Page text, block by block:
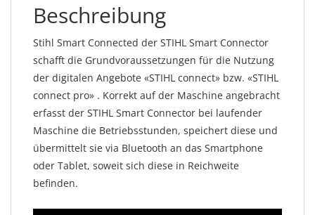
Beschreibung
Stihl Smart Connected der STIHL Smart Connector
schafft die Grundvoraussetzungen für die Nutzung
der digitalen Angebote «STIHL connect» bzw. «STIHL
connect pro» . Korrekt auf der Maschine angebracht
erfasst der STIHL Smart Connector bei laufender
Maschine die Betriebsstunden, speichert diese und
übermittelt sie via Bluetooth an das Smartphone
oder Tablet, soweit sich diese in Reichweite
befinden.